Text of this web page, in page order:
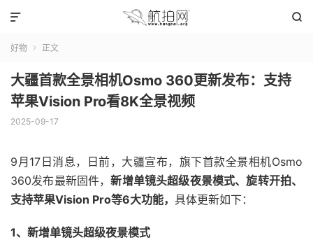


好物  正文
大疆首款全景相机Osmo 360更新发布：支持
苹果Vision Pro看8K全景视频
2025-09-17
9月17日消息，日前，大疆宣布，旗下首款全景相机Osmo
360发布最新固件，新增单镜头超级夜景模式、旋转开拍、
支持苹果Vision Pro等6大功能， 具体更新如下：
1、新增单镜头超级夜景模式